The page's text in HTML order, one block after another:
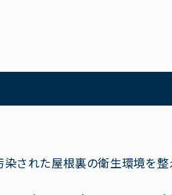
された屋根裏の衛生環境を整